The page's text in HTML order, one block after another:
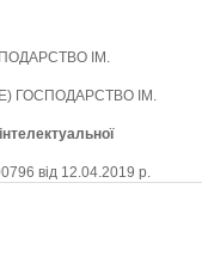
ІМ.
ГОСПОДАРСТВО ІМ.
від 12.04.2019 р.